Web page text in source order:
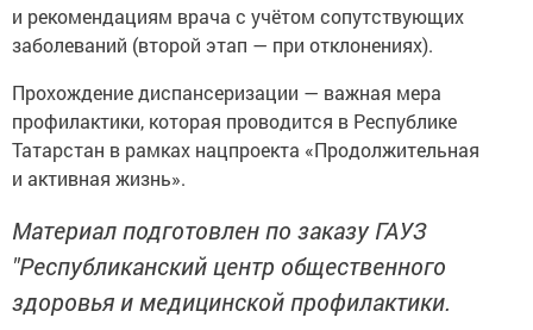
и рекомендациям врача с учётом сопутствующих
заболеваний (второй этап — при отклонениях).
Прохождение диспансеризации — важная мера
профилактики, которая проводится в Республике
Татарстан в рамках нацпроекта «Продолжительная
и активная жизнь».
Материал подготовлен по заказу ГАУЗ
"Республиканский центр общественного
здоровья и медицинской профилактики.